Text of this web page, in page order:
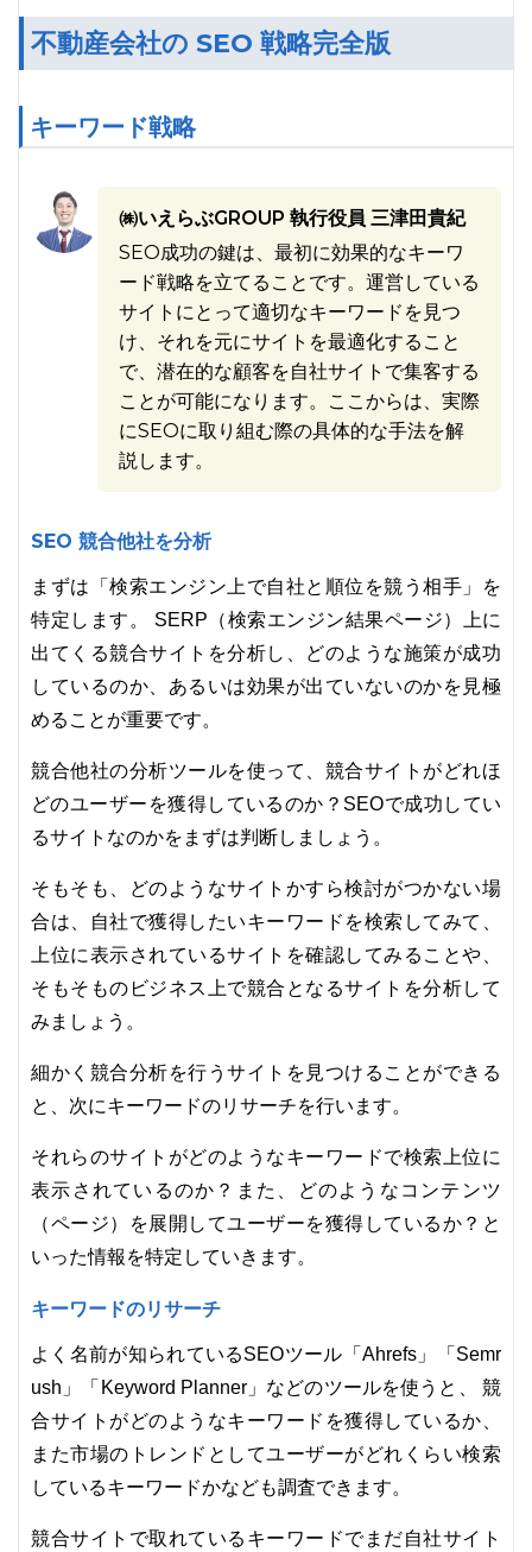
不動産会社の SEO 戦略完全版
キーワード戦略
㈱いえらぶGROUP 執行役員 三津田貴紀
SEO成功の鍵は、最初に効果的なキーワ
ード戦略を立てることです。運営している
サイトにとって適切なキーワードを見つ
け、それを元にサイトを最適化すること
で、潜在的な顧客を自社サイトで集客する
ことが可能になります。ここからは、実際
にSEOに取り組む際の具体的な手法を解
説します。
SEO 競合他社を分析
まずは「検索エンジン上で自社と順位を競う相手」を
特定します。 SERP（検索エンジン結果ページ）上に
出てくる競合サイトを分析し、どのような施策が成功
しているのか、あるいは効果が出ていないのかを見極
めることが重要です。
競合他社の分析ツールを使って、競合サイトがどれほ
どのユーザーを獲得しているのか？SEOで成功してい
るサイトなのかをまずは判断しましょう。
そもそも、どのようなサイトかすら検討がつかない場
合は、自社で獲得したいキーワードを検索してみて、
上位に表示されているサイトを確認してみることや、
そもそものビジネス上で競合となるサイトを分析して
みましょう。
細かく競合分析を行うサイトを見つけることができる
と、次にキーワードのリサーチを行います。
それらのサイトがどのようなキーワードで検索上位に
表示されているのか？また、どのようなコンテンツ
（ページ）を展開してユーザーを獲得しているか？と
いった情報を特定していきます。
キーワードのリサーチ
よく名前が知られているSEOツール「Ahrefs」「Semr
ush」「Keyword Planner」などのツールを使うと、 競
合サイトがどのようなキーワードを獲得しているか、
また市場のトレンドとしてユーザーがどれくらい検索
しているキーワードかなども調査できます。
競合サイトで取れているキーワードでまだ自社サイト